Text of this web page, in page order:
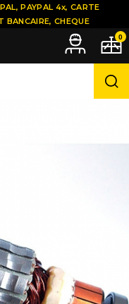
PAYPAL 4x, CARTE
BANCAIRE, CHEQUE
0